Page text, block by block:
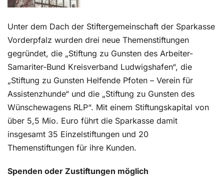
Unter dem Dach der Stiftergemeinschaft der Sparkasse
Vorderpfalz wurden drei neue Themenstiftungen
gegründet, die „Stiftung zu Gunsten des Arbeiter-
Samariter-Bund Kreisverband Ludwigshafen“, die
„Stiftung zu Gunsten Helfende Pfoten – Verein für
Assistenzhunde“ und die „Stiftung zu Gunsten des
Wünschewagens RLP“. Mit einem Stiftungskapital von
über 5,5 Mio. Euro führt die Sparkasse damit
insgesamt 35 Einzelstiftungen und 20
Themenstiftungen für ihre Kunden.
Spenden oder Zustiftungen möglich